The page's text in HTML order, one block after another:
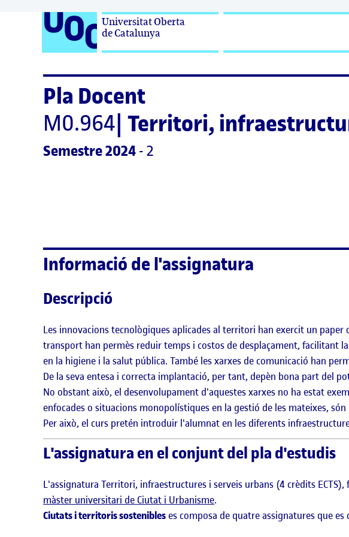
Universitat Oberta
de Catalunya
Pla Docent
M0.964 Territori,
Semestre 2024 - 2
Informació de l'assignatura
Descripció
Les innovacions tecnològiques aplicades al territori han exercit un
transport han permès reduir temps i costos de desplaçament, facilitant
en la higiene i la salut pública. També les xarxes de comunicació han
De la seva entesa i correcta implantació, per tant, depèn bona part del
No obstant això, el desenvolupament d'aquestes xarxes no ha estat
enfocades o situacions monopolístiques en la gestió de les mateixes,
Per això, el curs pretén introduir l'alumnat en les diferents
L'assignatura en el conjunt del pla d'estudis
L'assignatura Territori, infraestructures i serveis urbans (4 crèdits
màster universitari de Ciutat i Urbanisme.
Ciutats i territoris sostenibleses composa de quatre assignatures que